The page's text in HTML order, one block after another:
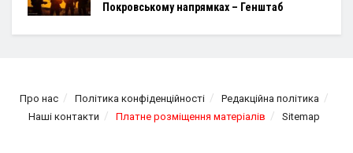
Покровському напрямках – Генштаб
Про нас Політика конфіденційності
Редакційна політика
Наші контакти
Платне розміщення матеріалів Sitemap